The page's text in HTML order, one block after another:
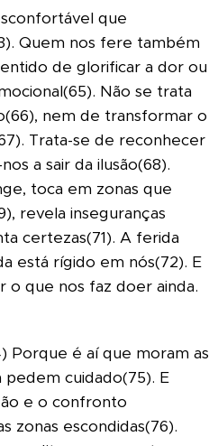
que
Quem nos fere também
de glorificar a dor ou
Não se trata
nem de transformar o
Trata-se de reconhecer
a sair da ilusão(68).
toca em zonas que
revela inseguranças
certezas(71). A ferida
está rígido em nós(72). E
o que nos faz doer ainda.
Porque é aí que moram as
cuidado(75). E
e o confronto
zonas escondidas(76).